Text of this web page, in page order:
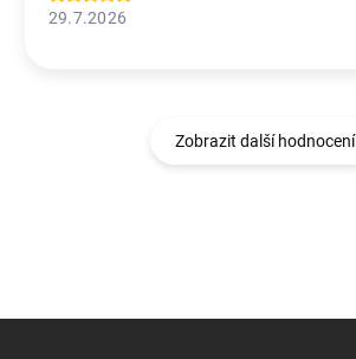
29.7.2026
Zobrazit další hodnocení